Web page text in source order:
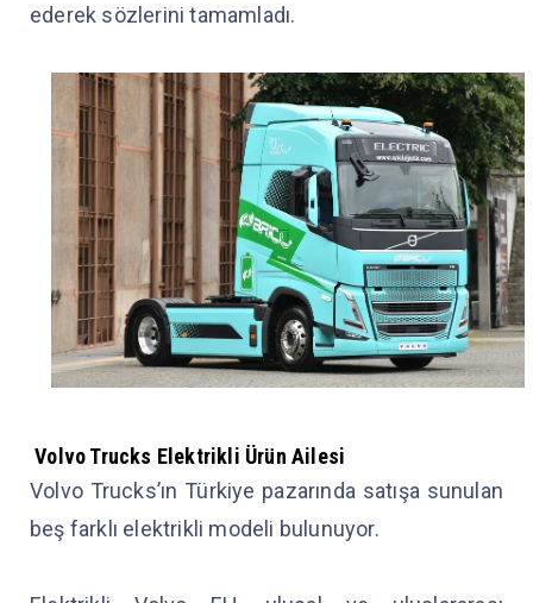
ederek sözlerini tamamladı.
Volvo Trucks Elektrikli Ürün Ailesi
Volvo Trucks’ın Türkiye pazarında satışa sunulan
beş farklı elektrikli modeli bulunuyor.